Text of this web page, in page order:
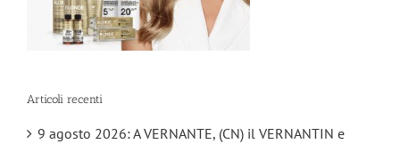
Articoli recenti
9 agosto 2026: A VERNANTE, (CN) il VERNANTIN e